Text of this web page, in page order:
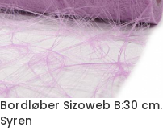
Bordløber Sizoweb B:30 cm.
Syren